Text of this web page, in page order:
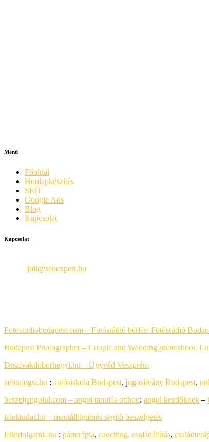
Menü
Főoldal
Honlapkészítés
SEO
Google Ads
Blog
Kapcsolat
Kapcsolat
juli@seoexpert.hu
Fotostudiobudapest.com – Fotóstúdió bérlés: Fotóstúdió
Budapest Photographer – Couple and Wedding photoshoot,
Drszivakdoborhegyi.hu – Ügyvéd Veszprém
zebrajogsi.hu : autósiskola Budapest, jogosítvány Budapest,
beszeljangolul.com – angol tanulás otthon: angol kezdőknek –
lelektudat.hu – mentálhigiénés segítő beszélgetés
lelkidolgaink.hu : párterápia, caoching, családállítás,